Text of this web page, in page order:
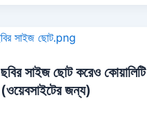
ছবির সাইজ ছোট করেও কোয়ালিটি
(ওয়েবসাইটের জন্য)